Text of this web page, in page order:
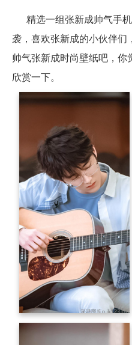
精选一组张新成帅气手机
袭，喜欢张新成的小伙伴们
帅气张新成时尚壁纸吧，你
欣赏一下。